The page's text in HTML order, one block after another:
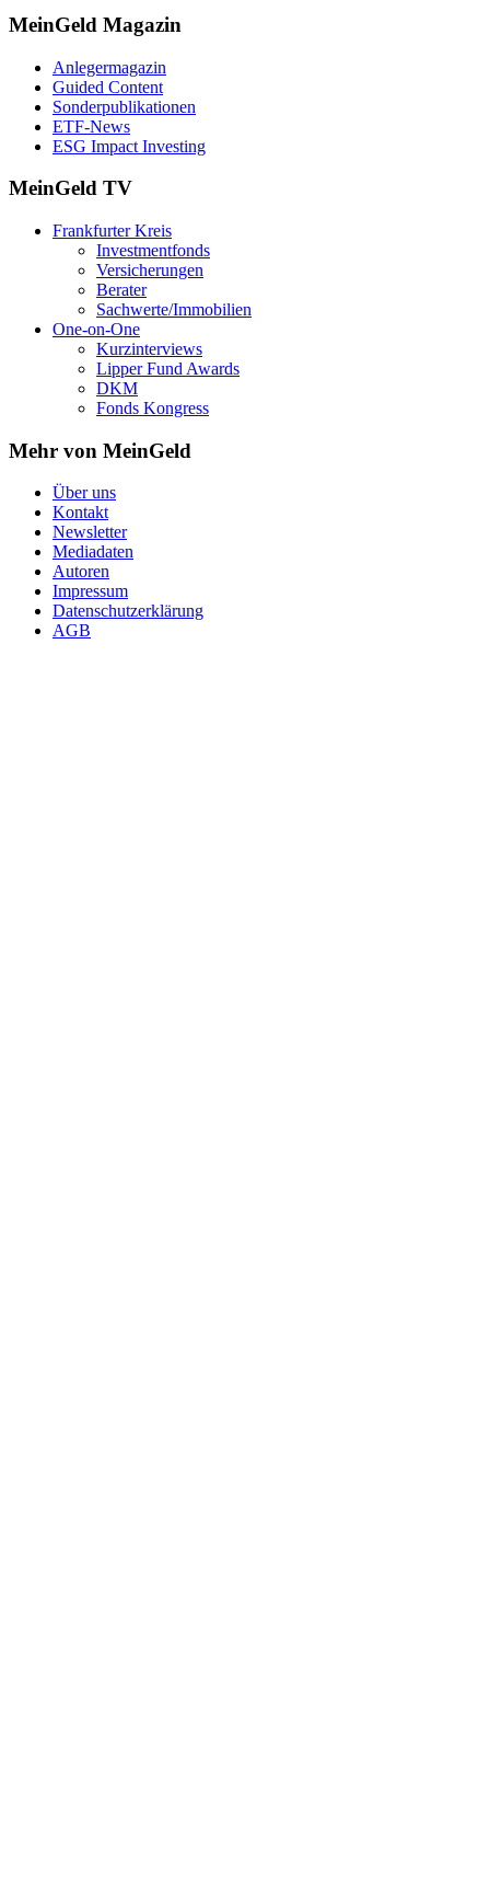
MeinGeld Magazin
Anlegermagazin
Guided Content
Sonderpublikationen
ETF-News
ESG Impact Investing
MeinGeld TV
Frankfurter Kreis
Investmentfonds
Versicherungen
Berater
Sachwerte/Immobilien
One-on-One
Kurzinterviews
Lipper Fund Awards
DKM
Fonds Kongress
Mehr von MeinGeld
Über uns
Kontakt
Newsletter
Mediadaten
Autoren
Impressum
Datenschutzerklärung
AGB